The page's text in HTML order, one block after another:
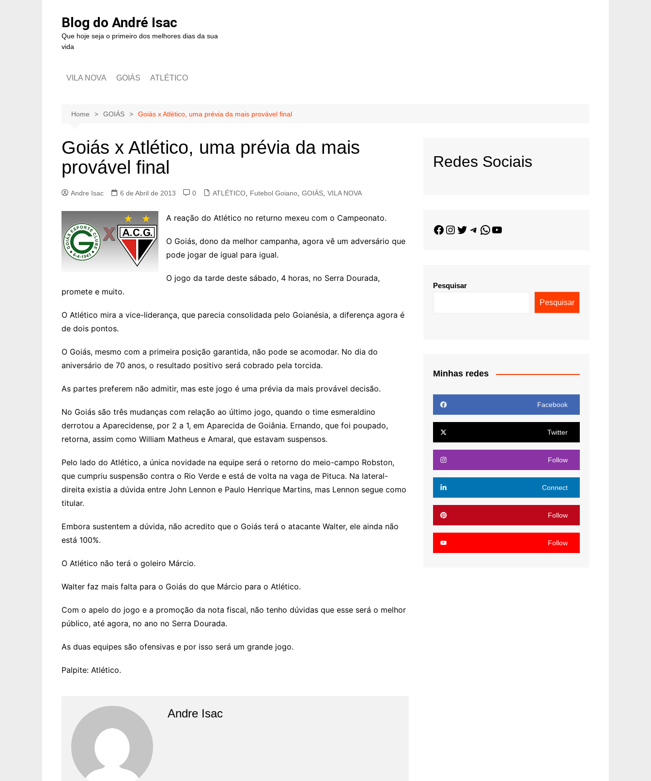
Blog do André Isac
Que hoje seja o primeiro dos melhores dias da sua
vida
VILA NOVA GOIÁS ATLÉTICO
Home GOIÁS Goiás x Atlético, uma prévia da mais provável final
Goiás x Atlético, uma prévia da mais
provável final
Andre Isac 6 de Abril de 2013 0 ATLÉTICO Futebol Goiano GOIÁS VILA NOVA
A reação do Atlético no returno mexeu com o Campeonato.
O Goiás, dono da melhor campanha, agora vê um adversário que
pode jogar de igual para igual.
O jogo da tarde deste sábado, 4 horas, no Serra Dourada,
promete e muito.
O Atlético mira a vice-liderança, que parecia consolidada pelo Goianésia, a diferença agora é
de dois pontos.
O Goiás, mesmo com a primeira posição garantida, não pode se acomodar. No dia do
aniversário de 70 anos, o resultado positivo será cobrado pela torcida.
As partes preferem não admitir, mas este jogo é uma prévia da mais provável decisão.
No Goiás são três mudanças com relação ao último jogo, quando o time esmeraldino
derrotou a Aparecidense, por 2 a 1, em Aparecida de Goiânia. Ernando, que foi poupado,
retorna, assim como William Matheus e Amaral, que estavam suspensos.
Pelo lado do Atlético, a única novidade na equipe será o retorno do meio-campo Robston,
que cumpriu suspensão contra o Rio Verde e está de volta na vaga de Pituca. Na lateral-
direita existia a dúvida entre John Lennon e Paulo Henrique Martins, mas Lennon segue como
titular.
Embora sustentem a dúvida, não acredito que o Goiás terá o atacante Walter, ele ainda não
está 100%.
O Atlético não terá o goleiro Márcio.
Walter faz mais falta para o Goiás do que Márcio para o Atlético.
Com o apelo do jogo e a promoção da nota fiscal, não tenho dúvidas que esse será o melhor
público, até agora, no ano no Serra Dourada.
As duas equipes são ofensivas e por isso será um grande jogo.
Palpite: Atlético.
Andre Isac
Redes Sociais
Pesquisar
Pesquisar
Minhas redes
Facebook
Twitter
Follow
Connect
Follow
Follow